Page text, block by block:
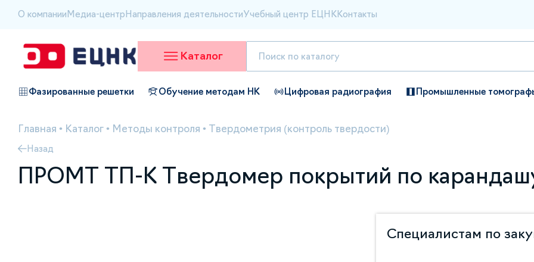
О компании Медиа-центр Направления деятельностиУчебный центр ЕЦНК Контакты
Каталог
Фазированные решетки Обучение методам НК Цифровая радиография Промышленные
Главная • Каталог • Методы контроля • Твердометрия (контроль твердости)
Назад
ПРОМТ ТП-К Твердомер покрытий по
Специалистам по